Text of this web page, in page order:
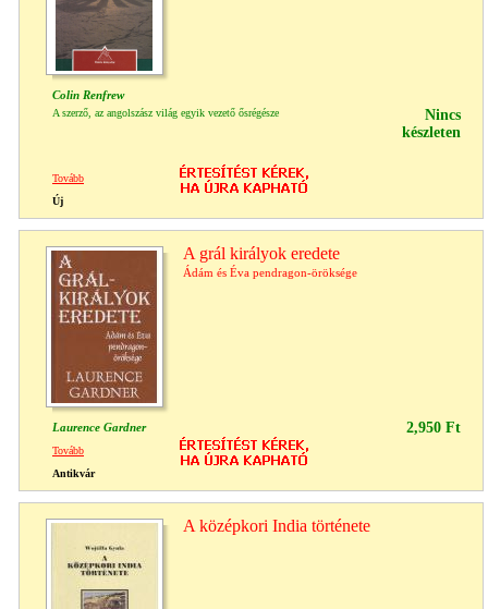
Colin Renfrew
A szerző, az angolszász világ egyik vezető ősrégésze
Nincs
készleten
Tovább
Új
A grál királyok eredete
Ádám és Éva pendragon-öröksége
Laurence Gardner 2,950 Ft
Tovább
Antikvár
A középkori India története